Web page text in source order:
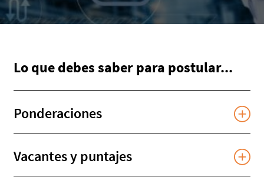
Lo que debes saber para postular...
Ponderaciones
Vacantes y puntajes